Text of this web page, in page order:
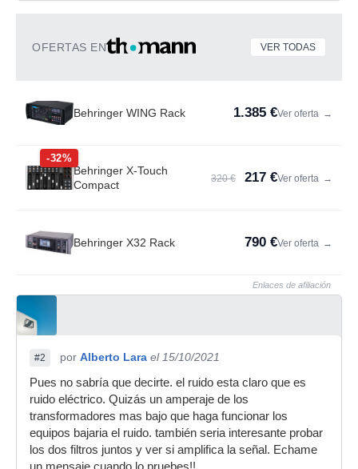
OFERTAS EN VER TODAS
Behringer WING Rack 1.385 €Ver oferta →
-32%
Behringer X-Touch
Compact
320 € 217 €Ver oferta →
Behringer X32 Rack 790 €Ver oferta →
Enlaces de afiliación
#2 por Alberto Lara el 15/10/2021
Pues no sabría que decirte. el ruido esta claro que es
ruido eléctrico. Quizás un amperaje de los
transformadores mas bajo que haga funcionar los
equipos bajaria el ruido. también seria interesante probar
los dos filtros juntos y ver si amplifica la señal. Echame